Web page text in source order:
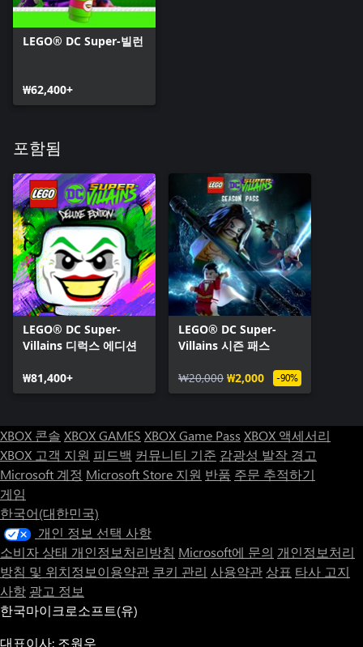
LEGO® DC Super-빌런
₩62,400+
포함됨
LEGO® DC Super-
Villains 디럭스 에디션
₩81,400+
LEGO® DC Super-
Villains 시즌 패스
₩20,000 ₩2,000 -90%
XBOX 콘솔 XBOX GAMES XBOX Game Pass XBOX 액세서리
XBOX 고객 지원 피드백 커뮤니티 기준 감광성 발작 경고
Microsoft 계정 Microsoft Store 지원 반품 주문 추적하기
게임
한국어(대한민국)
개인 정보 선택 사항
소비자 상태 개인정보처리방침 Microsoft에 문의 개인정보처리
방침 및 위치정보이용약관 쿠키 관리 사용약관 상표 타사 고지
사항 광고 정보
한국마이크로소프트(유)
대표이사: 조원우